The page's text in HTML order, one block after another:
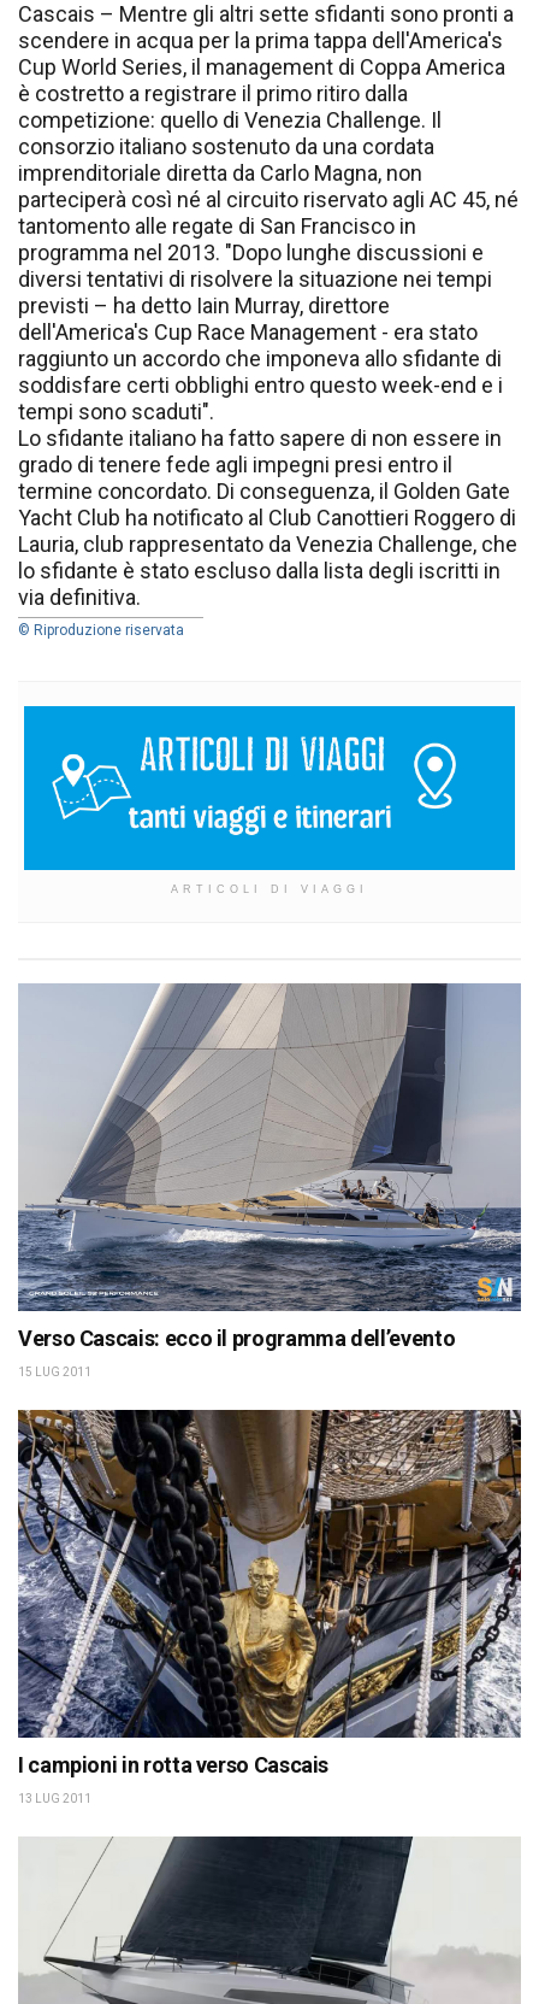
Cascais – Mentre gli altri sette sfidanti sono pronti a
scendere in acqua per la prima tappa dell'America's
Cup World Series, il management di Coppa America
è costretto a registrare il primo ritiro dalla
competizione: quello di Venezia Challenge. Il
consorzio italiano sostenuto da una cordata
imprenditoriale diretta da Carlo Magna, non
parteciperà così né al circuito riservato agli AC 45, né
tantomento alle regate di San Francisco in
programma nel 2013. "Dopo lunghe discussioni e
diversi tentativi di risolvere la situazione nei tempi
previsti – ha detto Iain Murray, direttore
dell'America's Cup Race Management - era stato
raggiunto un accordo che imponeva allo sfidante di
soddisfare certi obblighi entro questo week-end e i
tempi sono scaduti".
Lo sfidante italiano ha fatto sapere di non essere in
grado di tenere fede agli impegni presi entro il
termine concordato. Di conseguenza, il Golden Gate
Yacht Club ha notificato al Club Canottieri Roggero di
Lauria, club rappresentato da Venezia Challenge, che
lo sfidante è stato escluso dalla lista degli iscritti in
via definitiva.
© Riproduzione riservata
ARTICOLI DI VIAGGI
Verso Cascais: ecco il programma dell’evento
15 LUG 2011
I campioni in rotta verso Cascais
13 LUG 2011